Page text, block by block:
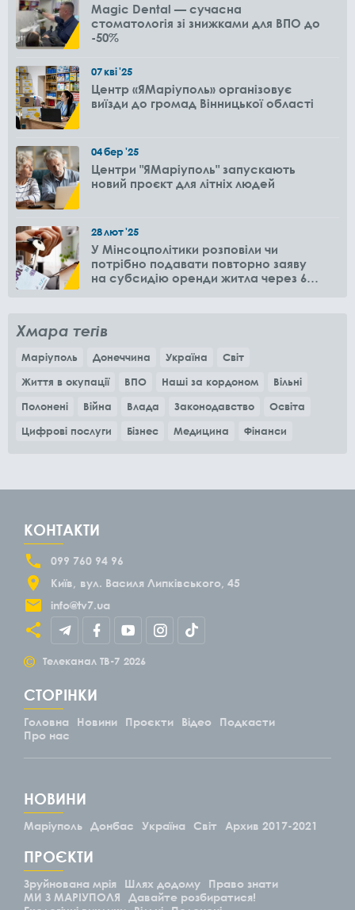
Magic Dental — сучасна
стоматологія зі знижками для ВПО до
-50%
07кві'25
Центр «ЯМаріуполь» організовує
виїзди до громад Вінницької області
04бер'25
Центри "ЯМаріуполь" запускають
новий проєкт для літніх людей
28лют'25
У Мінсоцполітики розповіли чи
потрібно подавати повторно заяву
на субсидію оренди житла через 6
Хмара тегів
Маріуполь Донеччина Україна
Світ
Життя в окупації
ВПО Наші за кордоном
Вільні
Полонені
Війна Влада Законодавство
Освіта
Цифрові послуги
Бізнес Медицина Фінанси
КОНТАКТИ
099 760 94 96
Київ
вул. Василя Липківського, 45
info@tv7.ua
© Телеканал ТВ-7 2026
СТОРІНКИ
Головна Новини Проєкти Відео
Подкасти
Про нас
НОВИНИ
Маріуполь Донбас Україна Світ Архив 2017-2021
ПРОЄКТИ
Зруйнована мрія Шлях додому
Право знати
МИ З МАРІУПОЛЯ
Давайте розбиратися!